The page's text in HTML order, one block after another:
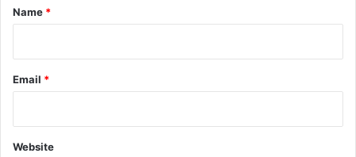
*
Name *
Email *
Website